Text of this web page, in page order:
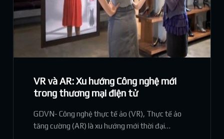
VR và AR: Xu hướng Công nghệ mới
trong thương mại điện tử
GDVN- Công nghệ thực tế ảo (VR), Thực tế ảo
tăng cường (AR) là xu hướng mới thời đại